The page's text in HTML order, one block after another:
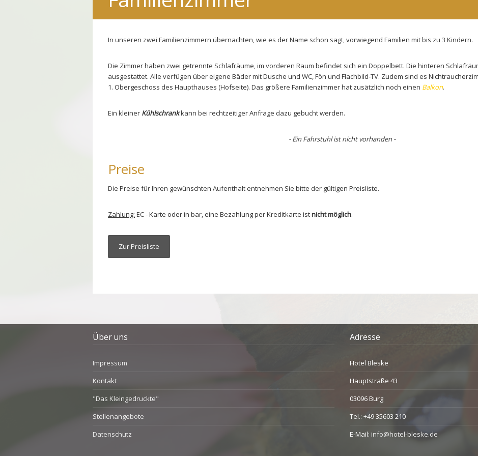
In unseren zwei Familienzimmern übernachten, wie es der Name schon sagt, vorwiegend Familien mit bis zu 3 Kindern.
Die Zimmer haben zwei getrennte Schlafräume, im vorderen Raum befindet sich ein Doppelbett. Die hinteren
ausgestattet. Alle verfügen über eigene Bäder mit Dusche und WC, Fön und Flachbild-TV. Zudem sind es
1. Obergeschoss des Haupthauses (Hofseite). Das größere Familienzimmer hat zusätzlich noch einen Balkon.
Ein kleiner Kühlschrankkann bei rechtzeitiger Anfrage dazu gebucht werden.
- Ein Fahrstuhl ist nicht vorhanden -
Preise
Die Preise für Ihren gewünschten Aufenthalt entnehmen Sie bitte der gültigen Preisliste.
Zahlung: EC - Karte oder in bar, eine Bezahlung per Kreditkarte istnicht möglich.
Zur Preisliste
Über uns
Impressum
Kontakt
"Das Kleingedruckte"
Stellenangebote
Datenschutz
Adresse
Hotel Bleske
Hauptstraße 43
03096 Burg
Tel.: +49 35603 210
E-Mail: info@hotel-bleske.de